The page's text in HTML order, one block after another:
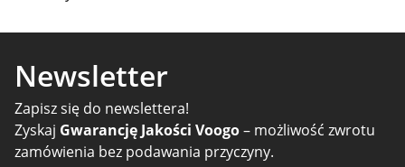
Newsletter
Zapisz się do newslettera!
Zyskaj Gwarancję Jakości Voogo– możliwość zwrotu
zamówienia bez podawania przyczyny.